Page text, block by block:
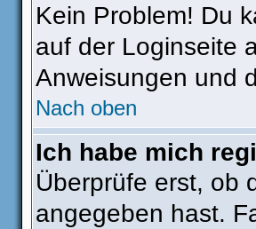
Kein Problem! Du
auf der Loginseite
Anweisungen und
Nach oben
Ich habe mich
Überprüfe erst, ob
angegeben hast.